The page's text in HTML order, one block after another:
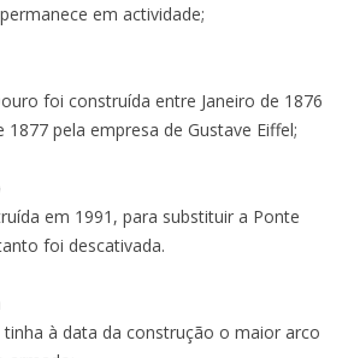
em actividade;
foi construída entre Janeiro de 1876
pela empresa de Gustave Eiffel;
em 1991, para substituir a Ponte
foi descativada.
tinha à data da construção o maior arco